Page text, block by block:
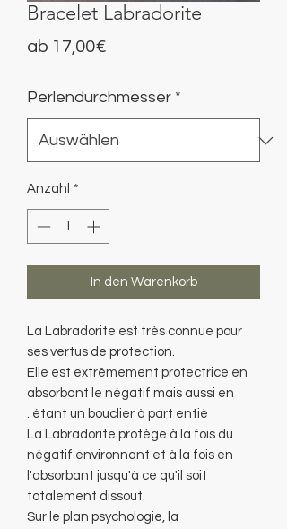
Bracelet Labradorite
ab 17,00€Sale-
Perlendurchmesser *
Anzahl *
In den Warenkorb
La Labradorite est très connue pour
ses vertus de protection.
Elle est extrêmement protectrice en
absorbant le négatif mais aussi en
étant un bouclier à part entiè .
La Labradorite protège à la fois du
négatif environnant et à la fois en
l'absorbant jusqu'à ce qu'il soit
totalement dissout.
Sur le plan psychologie, la